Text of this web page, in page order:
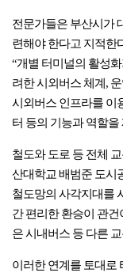
전문가들은 부산시가
련해야 한다고 지적한
“개별 터미널의 활성
려한 시외버스 체계,
시외버스 인프라를 이
터 등의 기능과 역할
철도와 도로 등 전체
산대학교 배범준 도시
철도망의 사각지대를
간 편리한 환승이 관
은 시내버스 등 다른
이러한 연계를 토대로